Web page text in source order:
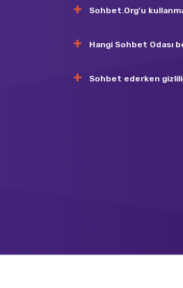
Sohbet.Org'u
Hangi Sohbet Odası
Sohbet ederken